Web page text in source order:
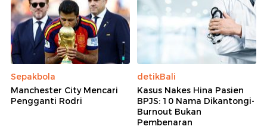
Sepakbola
Manchester City Mencari
Pengganti Rodri
detikBali
Kasus Nakes Hina Pasien
BPJS: 10 Nama Dikantongi-
Burnout Bukan
Pembenaran